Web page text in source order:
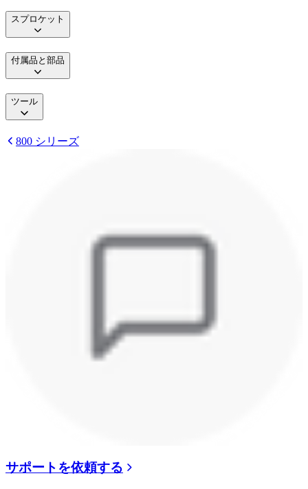
スプロケット
付属品と部品
ツール
800 シリーズ
サポートを依頼する